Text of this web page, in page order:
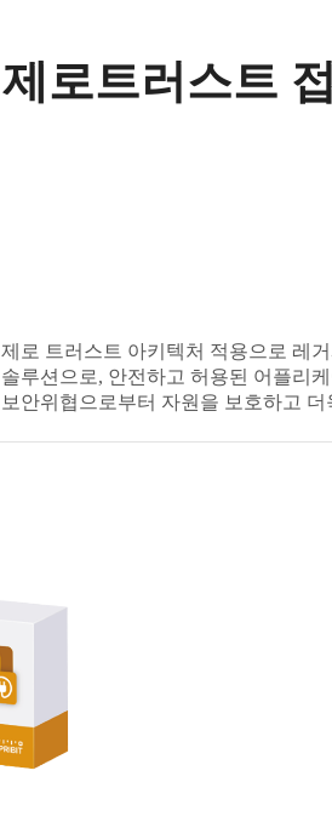
제로트러스트
제로 트러스트 아키텍처 적용으로 레
솔루션으로, 안전하고 허용된 어플리
보안위협으로부터 자원을 보호하고